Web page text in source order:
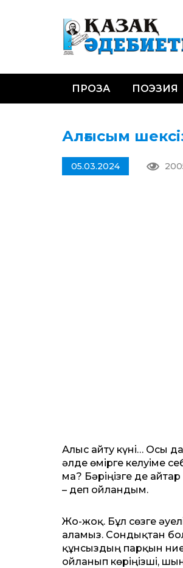
ПРОЗА ПОЭЗИЯ
Алғысым
05.03.2024
Алғыс айту күні… Осы
әлде өмірге келуіме
ма? Бәріңізге де
– деп ойландым.
Жо-жоқ. Бұл сөзге
аламыз. Сондықтан
құнсыздың парқын
ойланып көріңізші, шын